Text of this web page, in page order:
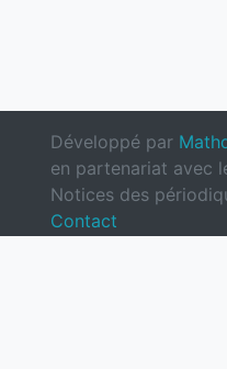
Développé par
en partenariat avec
Notices des
Contact